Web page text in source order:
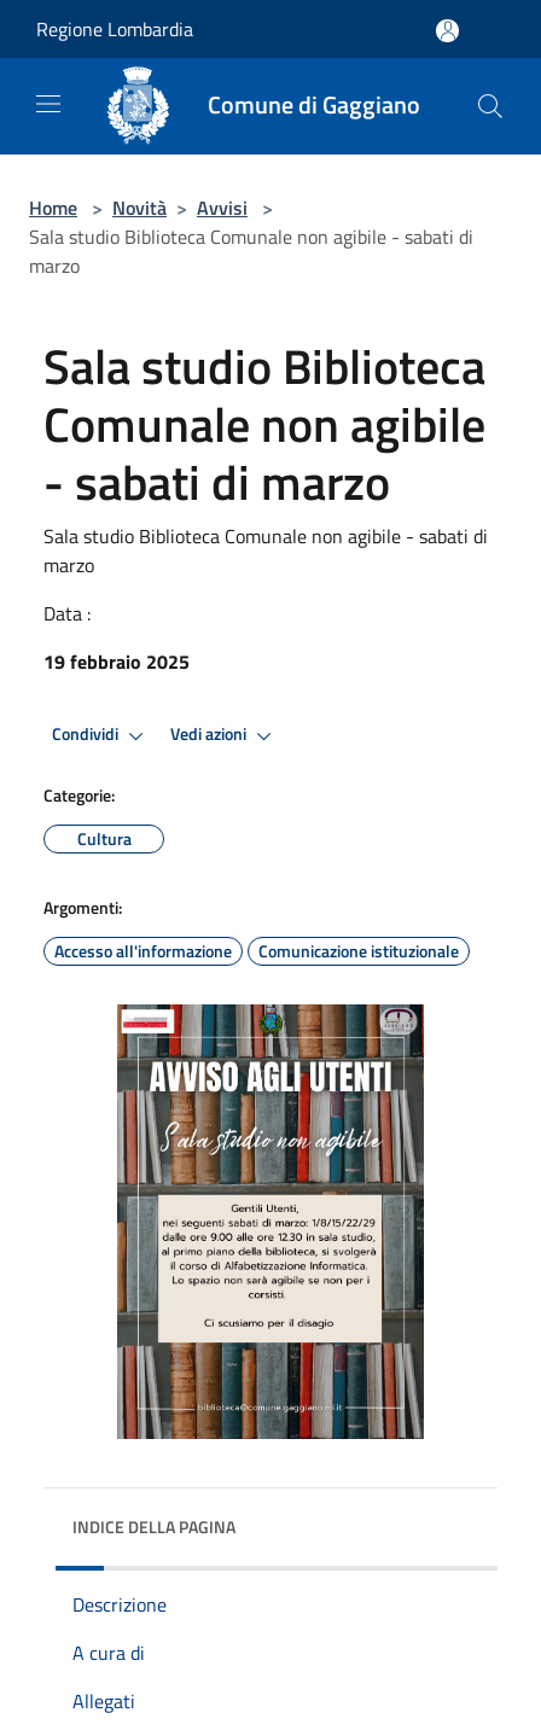
Regione Lombardia
Comune di Gaggiano
Home > Novità > Avvisi >
Sala studio Biblioteca Comunale non agibile - sabati di
marzo
Sala studio Biblioteca
Comunale non agibile
- sabati di marzo
Sala studio Biblioteca Comunale non agibile - sabati di
marzo
Data :
19 febbraio 2025
Condividi Vedi azioni
Categorie:
Cultura
Argomenti:
Accesso all'informazione
Comunicazione istituzionale
INDICE DELLA PAGINA
Descrizione
A cura di
Allegati